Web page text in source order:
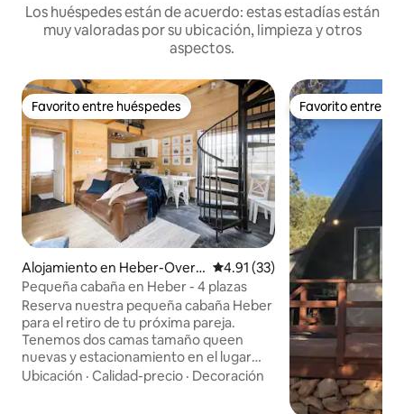
Los huéspedes están de acuerdo: estas estadías están
muy valoradas por su ubicación, limpieza y otros
aspectos.
Favorito entre huéspedes
Favorito entre huéspedes
Alojamiento en Heber-Overg
aard
Calificación promedio: 4.91 de
4.91 (33)
Pequeña cabaña en Heber - 4 plazas
Reserva nuestra pequeña cabaña Heber
para el retiro de tu próxima pareja.
Tenemos dos camas tamaño queen
nuevas y estacionamiento en el lugar
para dos vehículos. Venga a disfrutar del
Ubicación · Calidad-precio · Decoración
Favorito entre
Favorito entre